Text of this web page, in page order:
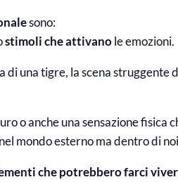
sono:
stimoli che attivanole emozioni.
di una tigre, la scena struggente
o anche una sensazione fisica
mondo esterno ma dentro di
che potrebbero farci